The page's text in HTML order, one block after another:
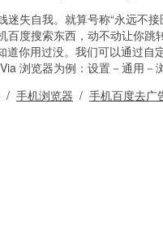
迷失自我。就算号称“永远不
百度搜索东西，动不动让你
道你用过没。我们可以通过自
浏览器为例：设置－通用－
/ 手机浏览器 / 手机百度去广